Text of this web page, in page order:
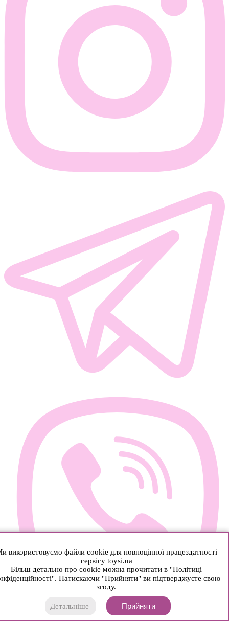
використовуємо файли cookie для повноцінної працездатності
сервісу toysi.ua
Більш детально про cookie можна прочитати в "Політиці
Натискаючи "Прийняти" ви підтверджуєте свою
згоду.
Детальніше Прийняти